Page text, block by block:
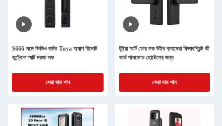
S666 সঙ্গে ভিডিও কলিং Tuya অ্যাপ রিমোট
কন্ট্রোল স্মার্ট দরজা লক
সেরা দাম পান
টুইয়া স্মার্ট ডোর লক উইথ ক্যামেরা ফিঙ্গারপ্রিন্ট কী
কার্ড পাসকোড হোটেলের জন্য
সেরা দাম পান